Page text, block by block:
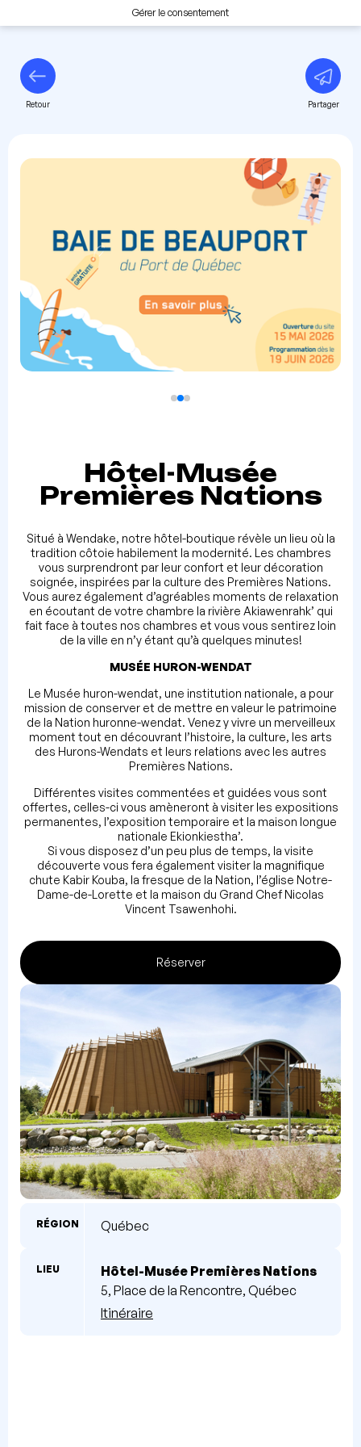
Gérer le consentement
Retour Partager
Hôtel-Musée
Premières Nations
Situé à Wendake, notre hôtel-boutique révèle un lieu où la
tradition côtoie habilement la modernité. Les chambres
vous surprendront par leur confort et leur décoration
soignée, inspirées par la culture des Premières Nations.
Vous aurez également d’agréables moments de relaxation
en écoutant de votre chambre la rivière Akiawenrahk’ qui
fait face à toutes nos chambres et vous vous sentirez loin
de la ville en n’y étant qu’à quelques minutes!
MUSÉE HURON-WENDAT
Le Musée huron-wendat, une institution nationale, a pour
mission de conserver et de mettre en valeur le patrimoine
de la Nation huronne-wendat. Venez y vivre un merveilleux
moment tout en découvrant l’histoire, la culture, les arts
des Hurons-Wendats et leurs relations avec les autres
Premières Nations.
Différentes visites commentées et guidées vous sont
offertes, celles-ci vous amèneront à visiter les expositions
permanentes, l’exposition temporaire et la maison longue
nationale Ekionkiestha’.
Si vous disposez d’un peu plus de temps, la visite
découverte vous fera également visiter la magnifique
chute Kabir Kouba, la fresque de la Nation, l’église Notre-
Dame-de-Lorette et la maison du Grand Chef Nicolas
Vincent Tsawenhohi.
Réserver
RÉGION Québec
LIEU
Hôtel-Musée Premières Nations
5, Place de la Rencontre, Québec
Itinéraire